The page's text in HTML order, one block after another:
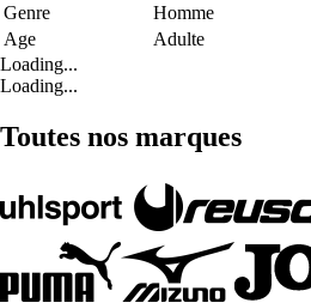
Genre
Homme
Age
Adulte
Loading...
Loading...
Toutes nos marques